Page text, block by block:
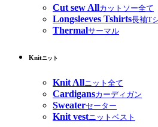
Cut sew Allカットソー全て
Longsleeves Tshirts長袖T
Thermalサーマル
Knitニット
Knit Allニット全て
Cardigansカーディガン
Sweaterセーター
Knit vestニットベスト